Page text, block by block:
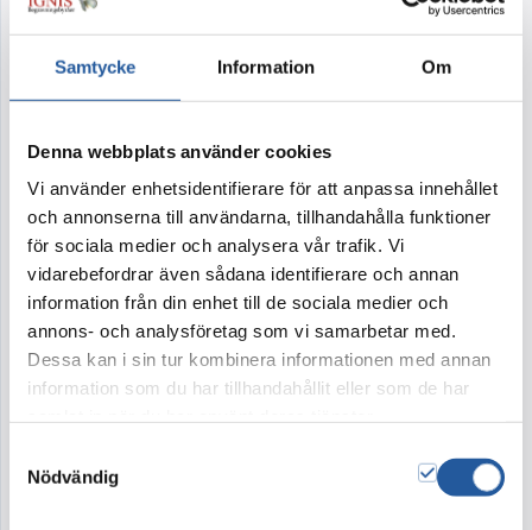
Samtycke Information Om
Denna webbplats använder cookies
Vi använder enhetsidentifierare för att anpassa innehållet
och annonserna till användarna, tillhandahålla funktioner
för sociala medier och analysera vår trafik. Vi
vidarebefordrar även sådana identifierare och annan
information från din enhet till de sociala medier och
annons- och analysföretag som vi samarbetar med.
Dessa kan i sin tur kombinera informationen med annan
information som du har tillhandahållit eller som de har
Nödvändig
Lagkänsla
Lagkänsla – när hjärtat klappat extra för ett lag
eller nation. Kransen kan göras i valfri lag- eller
nationsfärg. Vi väljer blommor som blir så lika
lagfärgen som möjligt.
I kollektionen Lagkänsla finns urndekoration och
krans. Blommor ur samma kollektion ger
ceremonin en samstämmig och harmonisk
På bilden visas en urna i form av en fotboll, en